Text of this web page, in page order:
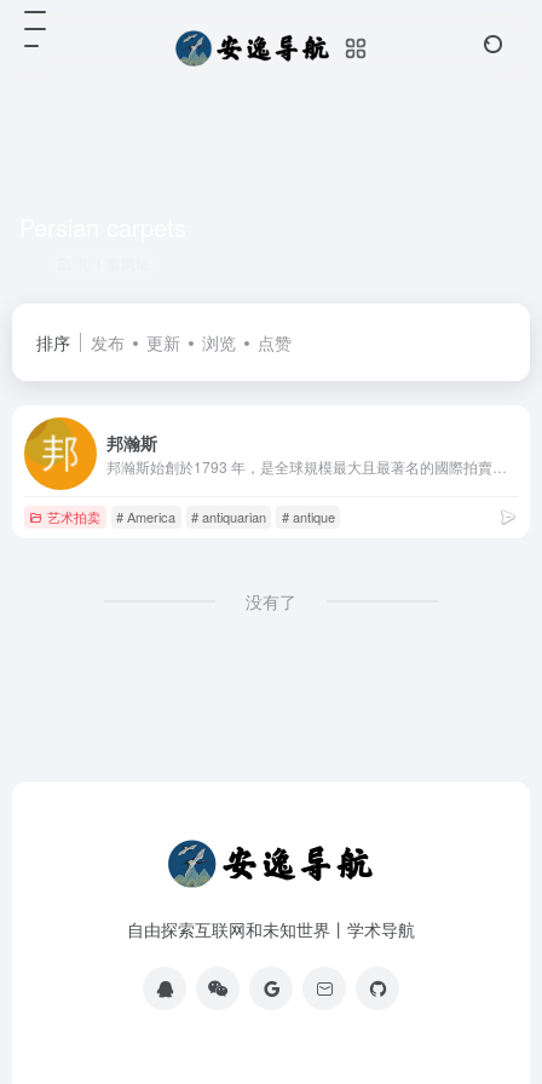
排序 发布 更新 浏览 点赞
邦瀚斯
艺术拍卖 # America # antiquarian # antique
没有了
自由探索互联网和未知世界丨学术导航